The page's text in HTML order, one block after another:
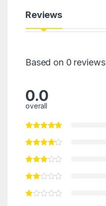
Reviews
Based on 0 reviews
0.0
overall